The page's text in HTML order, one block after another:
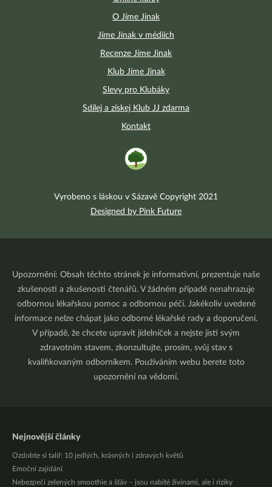
O Jíme Jinak
Jíme Jinak v médiích
Recenze Jíme Jinak
Klub Jíme Jinak
Slevy pro Klubáky
Sdílej a získej Klub JJ zdarma
Kontakt
Vyrobeno s láskou v Sázavě Copyright 2021
Designed by Pink Future
Upozornění: Obsah těchto stránek je informativní, prezentuje naše
zkušenosti a zkušenosti čtenářů. V žádném případě nenahrazuje
odbornou lékařskou pomoc a odbornou péči. Jakékoliv uvedené
informace nelze chápat jako odborné lékařské rady a doporučení.
V případě, že chcete upravit jídelníček a nejste jistí svým
zdravotním stavem, zkonzultujte, prosím, svůj stav s
kvalifikovaným odborníkem. Používáním webu berete toto
upozornění na vědomí.
Nejnovější články
Ozdobte si talíř: 10 jedlých, krásných i zdravých květů
Emoční zajídání
Nebezpečí zelených smoothie a šťáv – jsou nabité živinami, ale i riziky